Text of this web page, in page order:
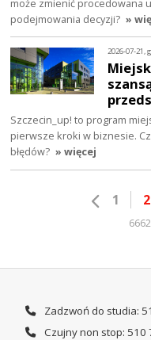
podejmowania decyzji? »
2026-07-21,
Szczecin_up! to program
pierwsze kroki w biznesie.
błędów? » więcej
1 2
Zadzwoń do studia:
Czujny non stop: 510